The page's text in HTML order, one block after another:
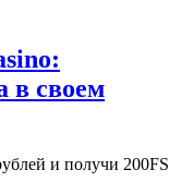
в своем
и получи 200FS